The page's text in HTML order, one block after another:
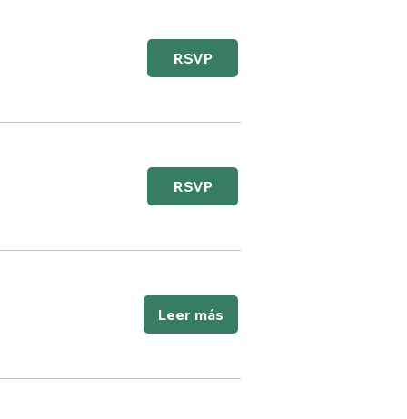
RSVP
RSVP
Leer más